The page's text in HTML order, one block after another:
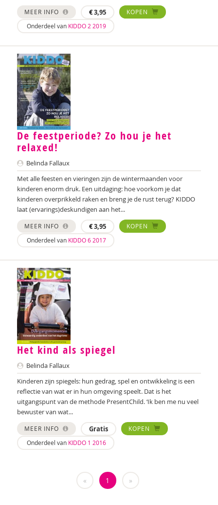
Marjolein van Dijk
Wendy Doeleman
Nanne van Doorn
Melle Dotinga
Sandra van Duijn
Anki Duin
Edith van Eck
Marilse Eerkens
Tirtsa Ehrlich
Loïs Eijgenraam
Christel Eijkholt
Marcel van den Elzen
Corina Elzenaar
Paula Fikkert
Marinda Fischer
Ruben Fukkink
Marjolein van der Gaag
Eline Geschiere
Edith Geurts
Jill Goeman
Nathalie van Grinsven
Marieke Groenewold
Dorian de Haan
Janneke Hagenaar
MEER INFO €3,95
KOPEN
Onderdeel van KIDDO 2 2019
De feestperiode? Zo hou je het
relaxed!
Belinda Fallaux
Met alle feesten en vieringen zijn de wintermaanden voor
kinderen enorm druk. Een uitdaging: hoe voorkom je dat
kinderen overprikkeld raken en breng je de rust terug? KIDDO
laat (ervarings)deskundigen aan het...
MEER INFO €3,95
KOPEN
Onderdeel van KIDDO 6 2017
Het kind als spiegel
Belinda Fallaux
Kinderen zijn spiegels: hun gedrag, spel en ontwikkeling is een
reflectie van wat er in hun omgeving speelt. Dat is het
uitgangspunt van de methode PresentChild. ‘Ik ben me nu veel
bewuster van wat...
MEER INFO Gratis
KOPEN
Onderdeel van KIDDO 1 2016
« 1 »